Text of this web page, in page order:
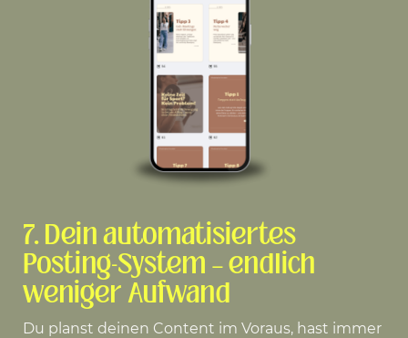
7. Dein automatisiertes
Posting-System – endlich
weniger Aufwand
Du planst deinen Content im Voraus, hast immer